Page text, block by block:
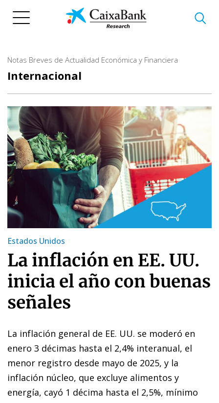
Notas Breves de Actualidad Económica y Financiera
Internacional
Estados Unidos
La inflación en EE. UU.
inicia el año con buenas
señales
La inflación general de EE. UU. se moderó en
enero 3 décimas hasta el 2,4% interanual, el
menor registro desde mayo de 2025, y la
inflación núcleo, que excluye alimentos y
energía, cayó 1 décima hasta el 2,5%, mínimo